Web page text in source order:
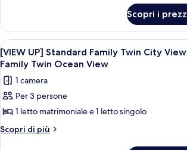
City
View
to
Standard
Twin
Ocean
View
UP]
Standard
Twin
City
to
Standard
Ocean
View
Scopri i
Apri
tutte
le
foto
per
[VIEW
UP]
Un
8
[VIEW UP] Standard Family Twin City
Family Twin Ocean View
1 camera
Per 3 persone
1 letto matrimoniale e 1 letto singolo
Scopri di più
Altri